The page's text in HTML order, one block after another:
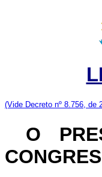
(Vide Decreto nº 8.756, de
O